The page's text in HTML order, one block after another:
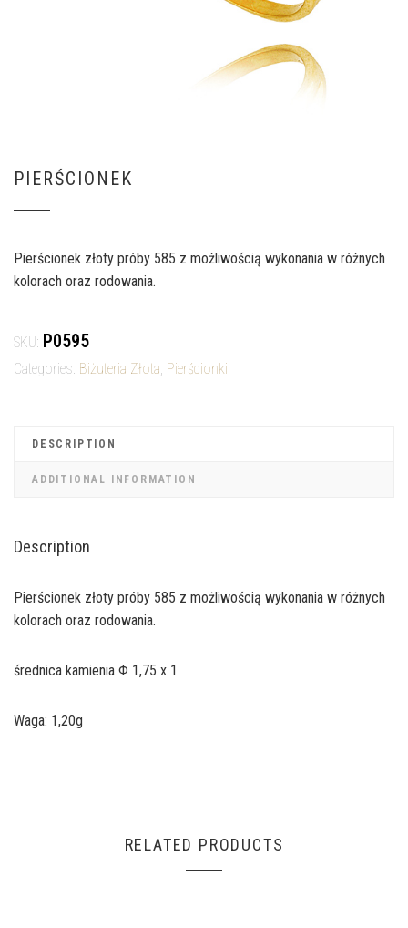
PIERŚCIONEK
Pierścionek złoty próby 585 z możliwością wykonania w różnych
kolorach oraz rodowania.
SKU: P0595
Categories: Biżuteria Złota Pierścionki
DESCRIPTION
ADDITIONAL INFORMATION
Description
Pierścionek złoty próby 585 z możliwością wykonania w różnych
kolorach oraz rodowania.
średnica kamienia Φ 1,75 x 1
Waga: 1,20g
RELATED PRODUCTS